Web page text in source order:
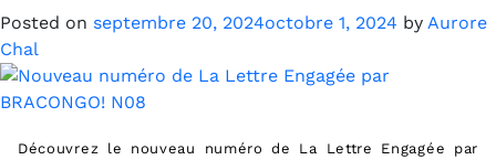
Posted on septembre 20, 2024octobre 1, 2024 by Aurore
Chal
Découvrez le nouveau numéro de La Lettre Engagée par